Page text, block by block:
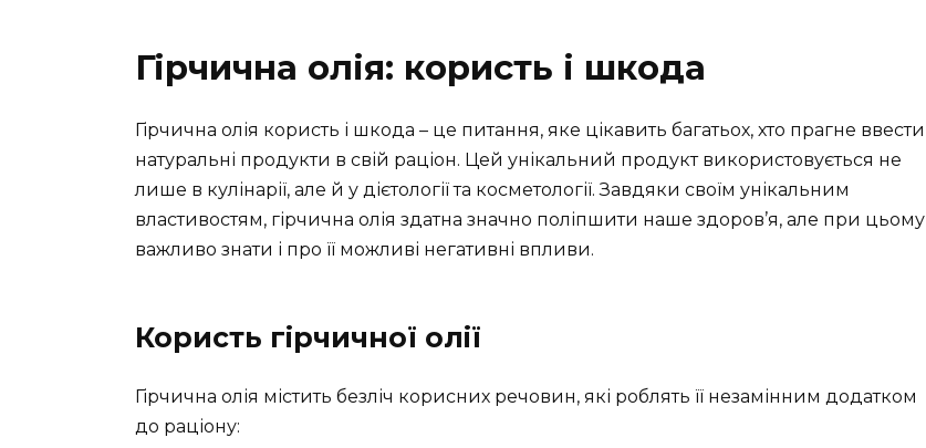
Гірчична олія: користь і шкода
Гірчична олія користь і шкода – це питання, яке цікавить багатьох, хто прагне ввести
натуральні продукти в свій раціон. Цей унікальний продукт використовується не
лише в кулінарії, але й у дієтології та косметології. Завдяки своїм унікальним
властивостям, гірчична олія здатна значно поліпшити наше здоров’я, але при цьому
важливо знати і про її можливі негативні впливи.
Користь гірчичної олії
Гірчична олія містить безліч корисних речовин, які роблять її незамінним додатком
до раціону: